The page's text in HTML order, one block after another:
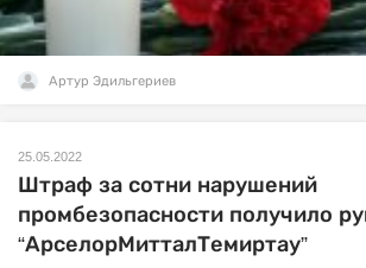
Артур Эдильгериев
25.05.2022
Штраф за сотни нарушений
промбезопасности получило
“АрселорМитталТемиртау”